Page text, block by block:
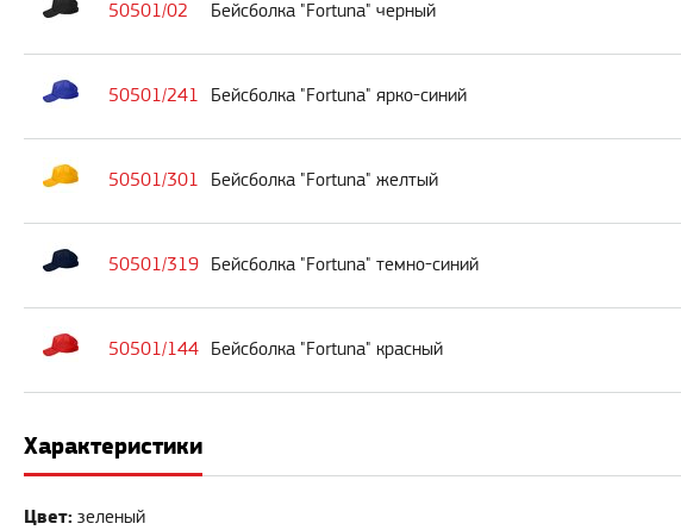
50501/02 Бейсболка "Fortuna" черный
50501/241 Бейсболка "Fortuna" ярко-синий
50501/301 Бейсболка "Fortuna" желтый
50501/319 Бейсболка "Fortuna" темно-синий
50501/144 Бейсболка "Fortuna" красный
Характеристики
Цвет: зеленый